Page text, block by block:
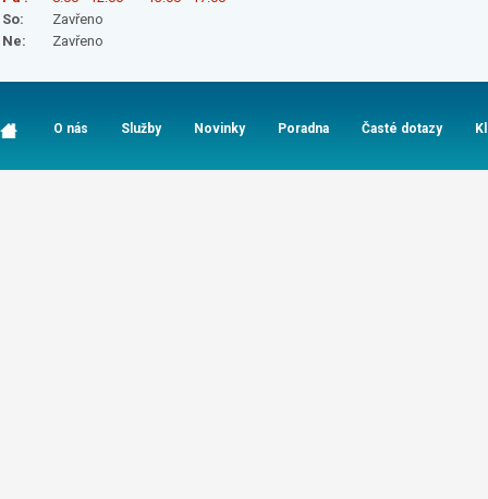
So:
Zavřeno
Ne:
Zavřeno
O nás Služby Novinky Poradna Časté dotazy